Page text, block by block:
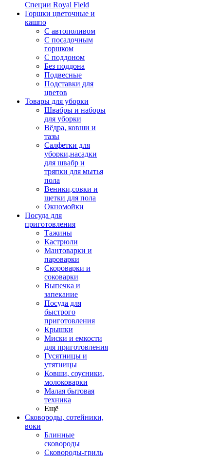
Специи Royal Field
Горшки цветочные и
кашпо
С автополивом
С посадочным
горшком
С поддоном
Без поддона
Подвесные
Подставки для
цветов
Товары для уборки
Швабры и наборы
для уборки
Вёдра, ковши и
тазы
Салфетки для
уборки,насадки
для швабр и
тряпки для мытья
пола
Веники,совки и
щетки для пола
Окномойки
Посуда для
приготовления
Тажины
Кастрюли
Мантоварки и
пароварки
Скороварки и
соковарки
Выпечка и
запекание
Посуда для
быстрого
приготовления
Крышки
Миски и емкости
для приготовления
Гусятницы и
утятницы
Ковши, соусники,
молоковарки
Малая бытовая
техника
Ещё
Сковороды, сотейники,
воки
Блинные
сковороды
Сковороды-гриль